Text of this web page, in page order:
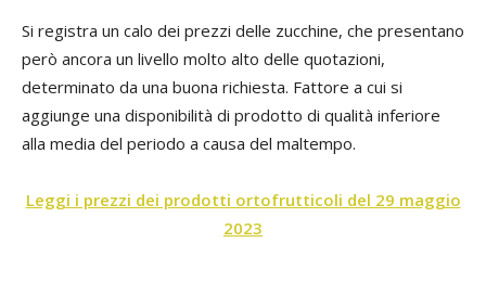
Si registra un calo dei prezzi delle zucchine, che presentano
però ancora un livello molto alto delle quotazioni,
determinato da una buona richiesta. Fattore a cui si
aggiunge una disponibilità di prodotto di qualità inferiore
alla media del periodo a causa del maltempo.
Leggi i prezzi dei prodotti ortofrutticoli del 29 maggio
2023